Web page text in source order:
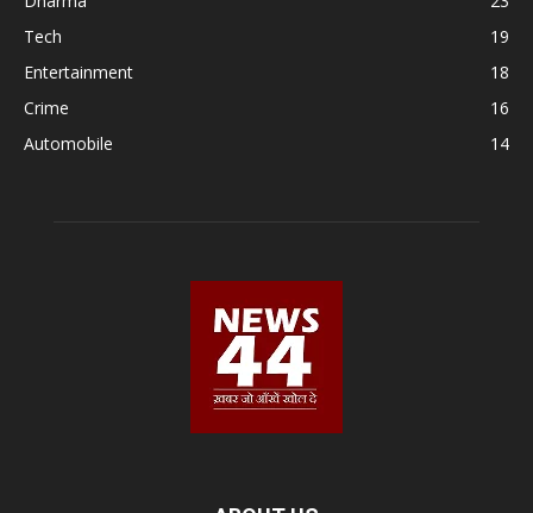
Tech
19
Entertainment
18
Crime
16
Automobile
14